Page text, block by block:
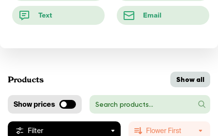
Text Email
Products Show all
Show prices
Filter Flower First